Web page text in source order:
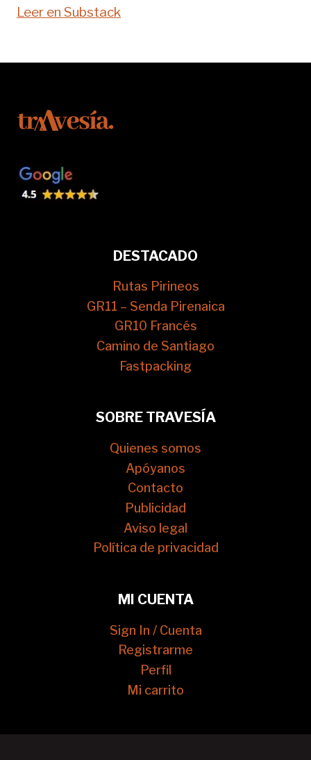
Leer en Substack
DESTACADO
Rutas Pirineos
GR11 – Senda Pirenaica
GR10 Francés
Camino de Santiago
Fastpacking
SOBRE TRAVESÍA
Quienes somos
Apóyanos
Contacto
Publicidad
Aviso legal
Política de privacidad
MI CUENTA
Sign In / Cuenta
Registrarme
Perfil
Mi carrito